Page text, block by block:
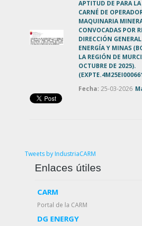
APTITUD DE PARA
CARNÉ DE
MAQUINARIA
CONVOCADAS POR
DIRECCIÓN
ENERGÍA Y MINAS
LA REGIÓN DE
OCTUBRE DE 2025).
Fecha: 25-03-2026
Tweets by IndustriaCARM
Enlaces útiles
CARM
Portal de la CARM
DG ENERGY